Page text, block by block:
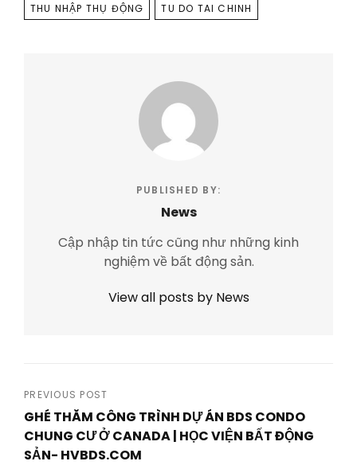
THU NHẬP THỤ ĐỘNG TU DO TAI CHINH
PUBLISHED BY:
News
Cập nhập tin tức cũng như những kinh
nghiệm về bất động sản.
View all posts by News
Post
navigation
PREVIOUS POST
GHÉ THĂM CÔNG TRÌNH DỰ ÁN BDS CONDO
CHUNG CƯ Ở CANADA | HỌC VIỆN BẤT ĐỘNG
SẢN- HVBDS.COM